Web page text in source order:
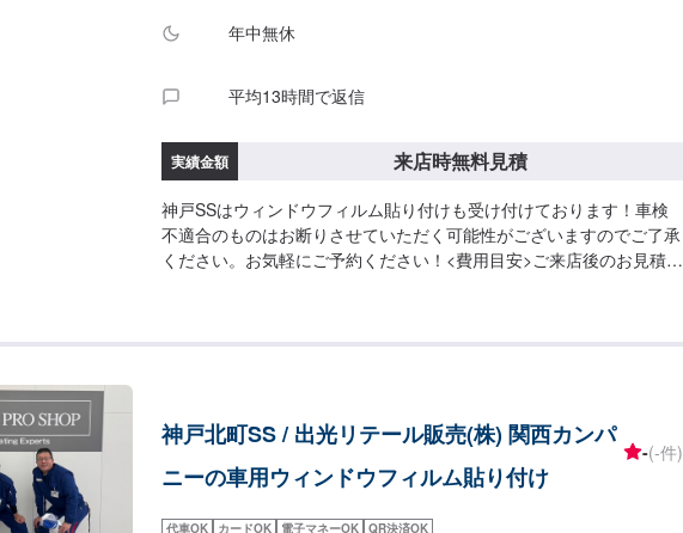
年中無休
平均13時間で返信
実績金額 来店時無料見積
神戸SSはウィンドウフィルム貼り付けも受け付けております！車検
不適合のものはお断りさせていただく可能性がございますのでご了承
ください。お気軽にご予約ください！<費用目安>ご来店後のお見積も
神戸北町SS / 出光リテール販売(株) 関西カンパ
ニーの車用ウィンドウフィルム貼り付け
-(-件)
代車OK カードOK 電子マネーOK QR決済OK